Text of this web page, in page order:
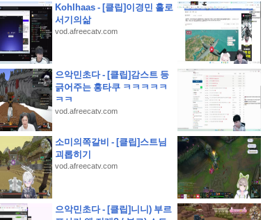
예약
안 해수욕장 개폐장 일정 지금 바로 확인해 보세요!
자기소개 스크립트 및 실제 면접 합격 답안
추
자레인지 40초면 끝
안녕.
부여를 가득 채워라! J리그 백년구상리그
)
Kohlhaas - [클립]이경민 홀로
서기의삶
vod.afreecatv.com
으악민초다 - [클립]감스트 등
긁어주는 홍타쿠 ㅋㅋㅋㅋㅋ
ㅋㅋ
vod.afreecatv.com
소미의쪽갈비 - [클립]스트님
괴롭히기
vod.afreecatv.com
으악민초다 - [클립]니니) 부르